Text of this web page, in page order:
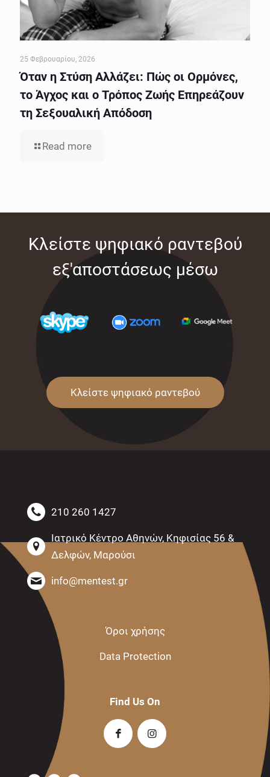
25 Φεβρουαρίου, 2026
Όταν η Στύση Αλλάζει: Πώς οι Ορμόνες,
το Άγχος και ο Τρόπος Ζωής Επηρεάζουν
τη Σεξουαλική Απόδοση
Read more
Κλείστε ψηφιακό ραντεβού
εξ'αποστάσεως μέσω
Κλείστε ψηφιακό ραντεβού
210 260 1427
Ιατρικό Κέντρο Αθηνών, Κηφισίας 56 &
Δελφών, Μαρούσι
info@mentest.gr
Όροι χρήσης
Data Protection
Find Us On